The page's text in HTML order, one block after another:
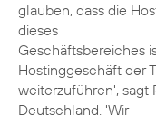
glauben, dass die
dieses
Geschäftsbereiches
Hostinggeschäft der
weiterzuführen', sagt
Deutschland. 'Wir